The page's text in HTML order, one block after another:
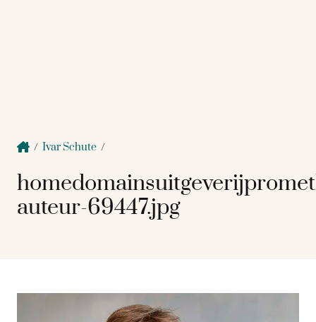
/ Ivar Schute /
auteur-69447.jpg